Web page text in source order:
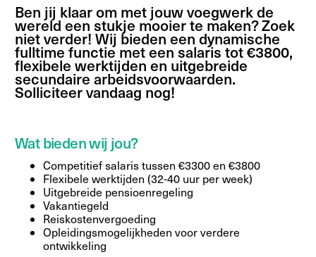
Ben jij klaar om met jouw voegwerk de
wereld een stukje mooier te maken? Zoek
niet verder! Wij bieden een dynamische
fulltime functie met een salaris tot €3800,
flexibele werktijden en uitgebreide
secundaire arbeidsvoorwaarden.
Solliciteer vandaag nog!
Wat bieden wij jou?
Competitief salaris tussen €3300 en €3800
Flexibele werktijden (32-40 uur per week)
Uitgebreide pensioenregeling
Vakantiegeld
Reiskostenvergoeding
Opleidingsmogelijkheden voor verdere
ontwikkeling